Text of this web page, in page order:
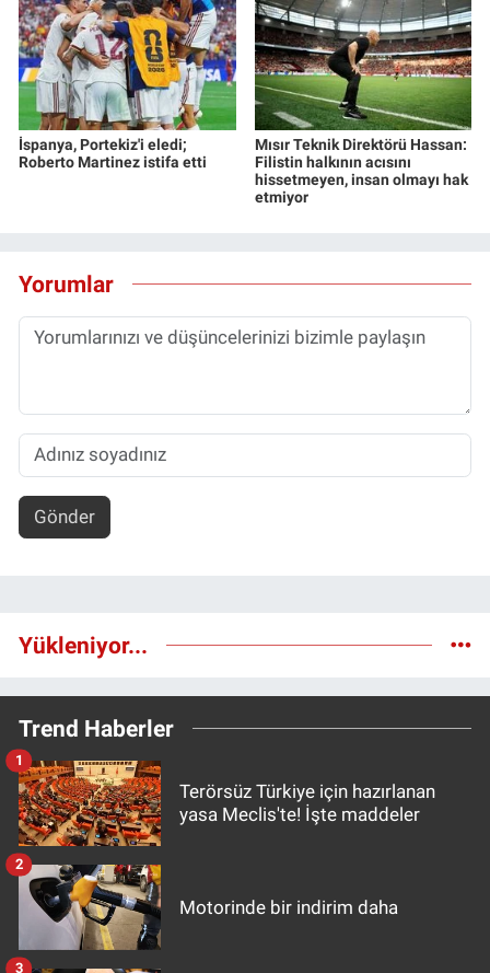
İspanya, Portekiz'i eledi;
Roberto Martinez istifa etti
Mısır Teknik Direktörü Hassan:
Filistin halkının acısını
hissetmeyen, insan olmayı hak
etmiyor
Yorumlar
Gönder
Yükleniyor...
Trend Haberler
Terörsüz Türkiye için hazırlanan
yasa Meclis'te! İşte maddeler
1
Motorinde bir indirim daha
2
3